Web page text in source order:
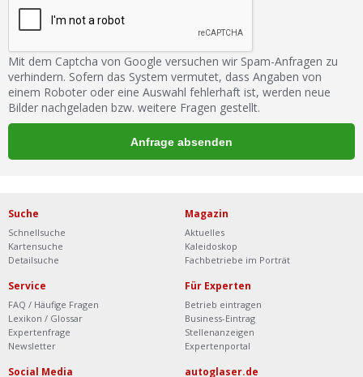
Mit dem Captcha von Google versuchen wir Spam-Anfragen zu
verhindern. Sofern das System vermutet, dass Angaben von
einem Roboter oder eine Auswahl fehlerhaft ist, werden neue
Bilder nachgeladen bzw. weitere Fragen gestellt.
Suche
Schnellsuche
Kartensuche
Detailsuche
Magazin
Aktuelles
Kaleidoskop
Fachbetriebe im Porträt
Service
FAQ / Häufige Fragen
Lexikon / Glossar
Expertenfrage
Newsletter
Für Experten
Betrieb eintragen
Business-Eintrag
Stellenanzeigen
Expertenportal
Social Media autoglaser.de